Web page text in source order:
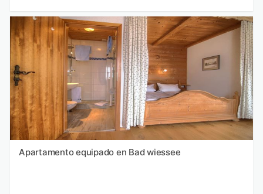
Apartamento equipado en Bad wiessee